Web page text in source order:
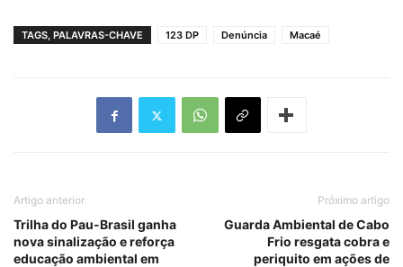
TAGS, PALAVRAS-CHAVE 123 DP Denúncia Macaé
Artigo anterior
Trilha do Pau-Brasil ganha
nova sinalização e reforça
educação ambiental em
Próximo artigo
Guarda Ambiental de Cabo
Frio resgata cobra e
periquito em ações de